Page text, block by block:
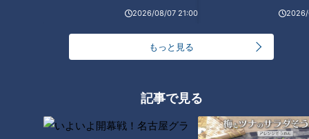
2026/08/07 21:00 2026/
もっと見る
記事で見る
冷蔵庫に入れると“劇的に甘くな
る”果物がある！？「冷蔵庫に入
れる」or「入れない」それぞれ